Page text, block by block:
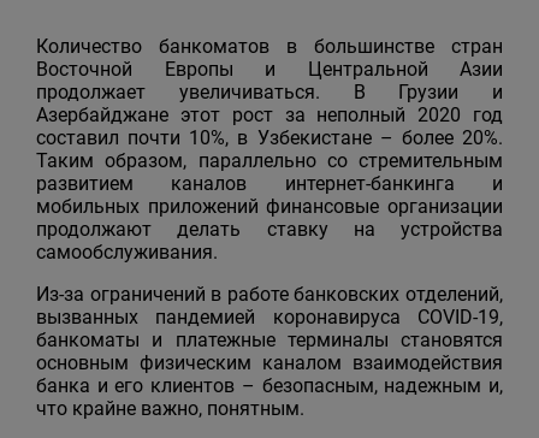
Количество банкоматов в большинстве стран
Восточной Европы и Центральной Азии
продолжает увеличиваться. В Грузии и
Азербайджане этот рост за неполный 2020 год
составил почти 10%, в Узбекистане – более 20%.
Таким образом, параллельно со стремительным
развитием каналов интернет-банкинга и
мобильных приложений финансовые организации
продолжают делать ставку на устройства
самообслуживания.
Из-за ограничений в работе банковских отделений,
вызванных пандемией коронавируса COVID-19,
банкоматы и платежные терминалы становятся
основным физическим каналом взаимодействия
банка и его клиентов – безопасным, надежным и,
что крайне важно, понятным.